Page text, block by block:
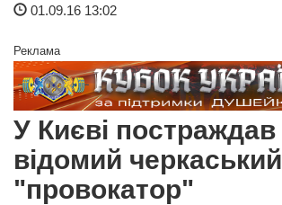
01.09.16 13:02
Реклама
У Києві постраждав
відомий черкаський
"провокатор"